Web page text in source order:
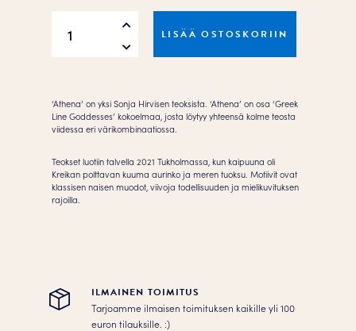
Juliste
LISÄÄ OSTOSKORIIN
‘Athena’ on yksi Sonja Hirvisen teoksista. ‘Athena’ on osa ‘Greek
Line Goddesses’ kokoelmaa, josta löytyy yhteensä kolme teosta
viidessa eri värikombinaatiossa.
Teokset luotiin talvella 2021 Tukholmassa, kun kaipuuna oli
Kreikan polttavan kuuma aurinko ja meren tuoksu. Motiivit ovat
klassisen naisen muodot, viivoja todellisuuden ja mielikuvituksen
rajoilla.
ILMAINEN TOIMITUS
Tarjoamme ilmaisen toimituksen kaikille yli 100
euron tilauksille. :­­)